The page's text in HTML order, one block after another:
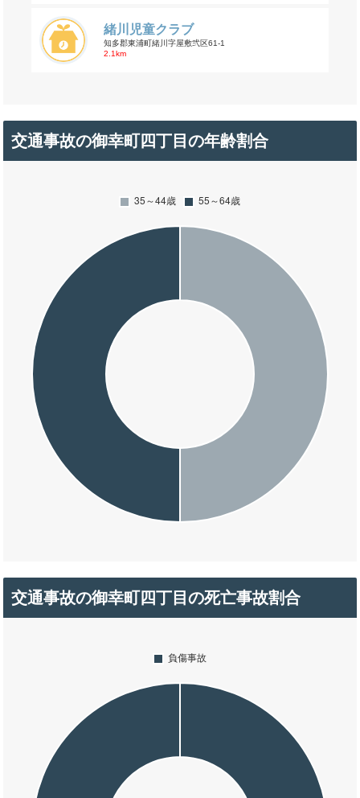
緒川児童クラブ
知多郡東浦町緒川字屋敷弐区61-1
2.1km
交通事故の御幸町四丁目の年齢割合
交通事故の御幸町四丁目の死亡事故割合